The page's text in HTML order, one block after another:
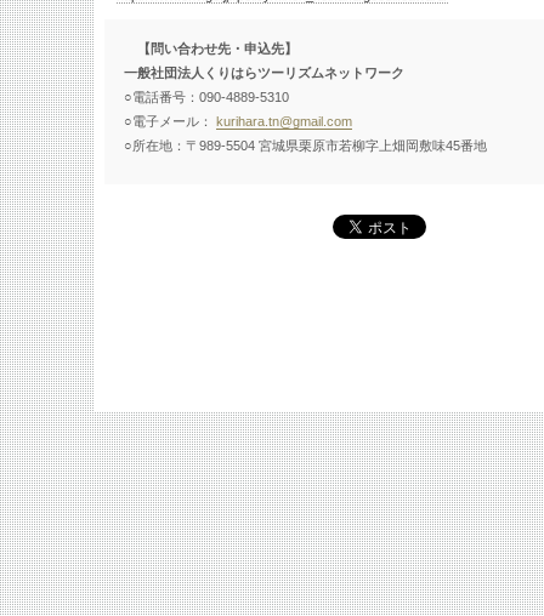
【問い合わせ先・申込先】
一般社団法人くりはらツーリズムネットワーク
○電話番号：090-4889-5310
○電子メール：
kurihara.tn@gmail.com
○所在地：〒989-5504 宮城県栗原市若柳字上畑岡敷味45番地